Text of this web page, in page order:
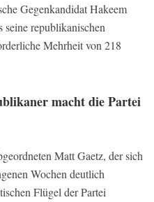
Gegenkandidat Hakeem
republikanischen
Mehrheit von 218
macht die Partei
Matt Gaetz, der sich
Wochen deutlich
Flügel der Partei